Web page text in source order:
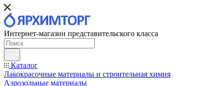
Интернет-магазин представительского класса
Каталог
Лакокрасочные материалы и строительная химия
Аэрозольные материалы